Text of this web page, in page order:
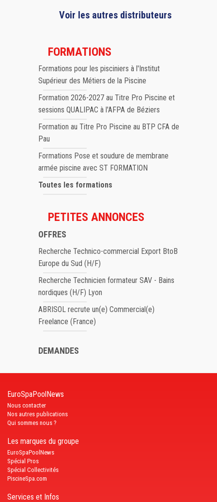
Voir les autres distributeurs
FORMATIONS
Formations pour les pisciniers à l'Institut
Supérieur des Métiers de la Piscine
Formation 2026-2027 au Titre Pro Piscine et
sessions QUALIPAC à l'AFPA de Béziers
Formation au Titre Pro Piscine au BTP CFA de
Pau
Formations Pose et soudure de membrane
armée piscine avec ST FORMATION
Toutes les formations
PETITES ANNONCES
OFFRES
Recherche Technico-commercial Export BtoB
Europe du Sud (H/F)
Recherche Technicien formateur SAV - Bains
nordiques (H/F) Lyon
ABRISOL recrute un(e) Commercial(e)
Freelance (France)
DEMANDES
EuroSpaPoolNews
Nous contacter
Nos autres publications
Qui sommes nous ?
Les marques du groupe
EuroSpaPoolNews
Spécial Pros
Spécial Collectivités
PiscineSpa.com
Services et Infos